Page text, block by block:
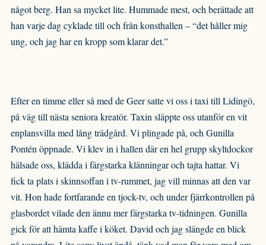
något berg. Han sa mycket lite. Hummade mest, och berättade att
han varje dag cyklade till och från konsthallen – “det håller mig
ung, och jag har en kropp som klarar det.”
Efter en timme eller så med de Geer satte vi oss i taxi till Lidingö,
på väg till nästa seniora kreatör. Taxin släppte oss utanför en vit
enplansvilla med lång trädgård. Vi plingade på, och Gunilla
Pontén öppnade. Vi klev in i hallen där en hel grupp skyltdockor
hälsade oss, klädda i färgstarka klänningar och tajta hattar. Vi
fick ta plats i skinnsoffan i tv-rummet, jag vill minnas att den var
vit. Hon hade fortfarande en tjock-tv, och under fjärrkontrollen på
glasbordet vilade den ännu mer färgstarka tv-tidningen. Gunilla
gick för att hämta kaffe i köket. David och jag slängde en blick